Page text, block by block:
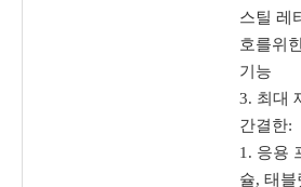
스틸 레
호를위
기능
3. 최대
간결한:
1. 응용
슐, 태블